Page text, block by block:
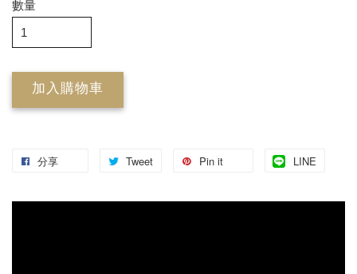
數量
加入購物車
分享 Tweet Pin it LINE